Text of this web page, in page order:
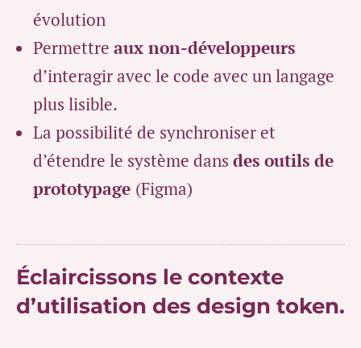
évolution
Permettre aux non-développeurs
d’interagir avec le code avec un langage
plus lisible.
La possibilité de synchroniser et
d’étendre le système dans des outils de
prototypage (Figma)
Éclaircissons le contexte
d’utilisation des design token.